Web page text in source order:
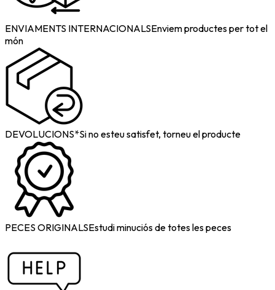
ENVIAMENTS INTERNACIONALSEnviem productes per tot el
món
DEVOLUCIONS*Si no esteu satisfet, torneu el producte
PECES ORIGINALSEstudi minuciós de totes les peces